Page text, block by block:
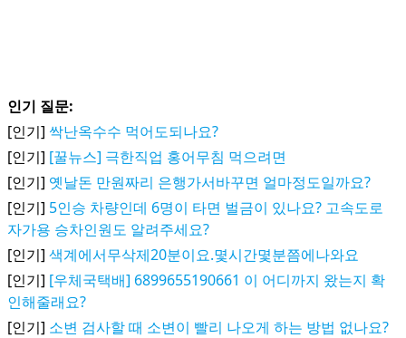
인기 질문:
[인기] 싹난옥수수 먹어도되나요?
[인기] [꿀뉴스] 극한직업 홍어무침 먹으려면
[인기] 옛날돈 만원짜리 은행가서바꾸면 얼마정도일까요?
[인기] 5인승 차량인데 6명이 타면 벌금이 있나요? 고속도로
자가용 승차인원도 알려주세요?
[인기] 색계에서무삭제20분이요.몇시간몇분쯤에나와요
[인기] [우체국택배] 6899655190661 이 어디까지 왔는지 확
인해줄래요?
[인기] 소변 검사할 때 소변이 빨리 나오게 하는 방법 없나요?